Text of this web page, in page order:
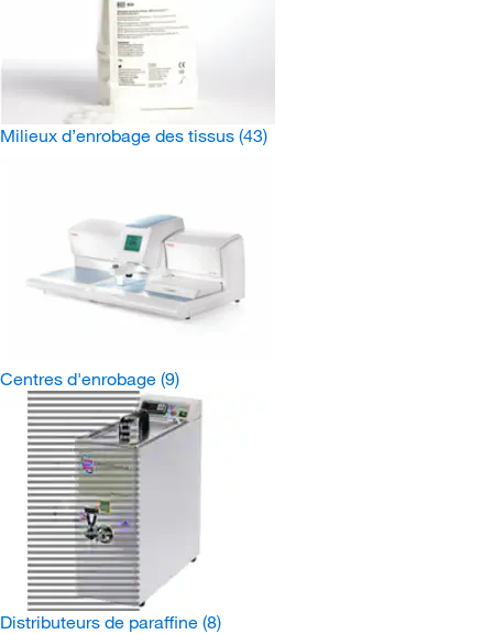
Milieux d’enrobage des tissus (43)
Centres d'enrobage (9)
Distributeurs de paraffine (8)